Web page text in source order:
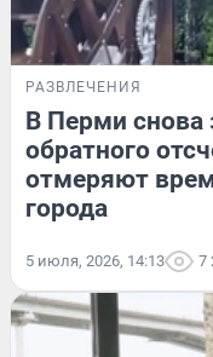
РАЗВЛЕЧЕНИЯ
В Перми снова
обратного
отмеряют
города
5 июля, 2026, 14:13 7